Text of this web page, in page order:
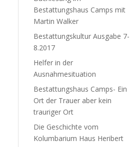
Bestattungshaus Camps mit
Martin Walker
Bestattungskultur Ausgabe 7-
8.2017
Helfer in der
Ausnahmesituation
Bestattungshaus Camps- Ein
Ort der Trauer aber kein
trauriger Ort
Die Geschichte vom
Kolumbarium Haus Heribert